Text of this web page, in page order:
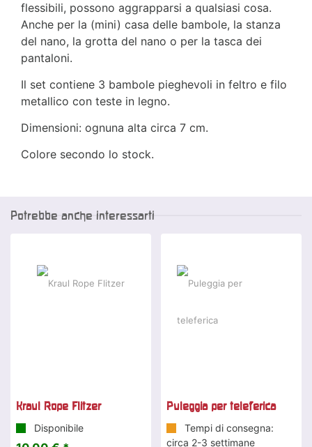
flessibili, possono aggrapparsi a qualsiasi cosa.
Anche per la (mini) casa delle bambole, la stanza
del nano, la grotta del nano o per la tasca dei
pantaloni.
Il set contiene 3 bambole pieghevoli in feltro e filo
metallico con teste in legno.
Dimensioni: ognuna alta circa 7 cm.
Colore secondo lo stock.
Potrebbe anche interessarti
Kraul Rope Flitzer
Disponibile
Puleggia per teleferica
Tempi di consegna:
circa 2-3 settimane